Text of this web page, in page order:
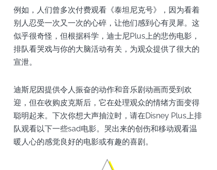
例如，人们曾多次付费观看《泰坦尼克号》，因为看着
别人忍受一次又一次的心碎，让他们感到心有灵犀。这
似乎很奇怪，但根据科学，迪士尼Plus上的悲伤电影，
排队看哭戏与你的大脑活动有关，为观众提供了很大的
宣泄。
迪斯尼因提供令人振奋的动作和音乐剧动画而受到欢
迎，但在收购皮克斯后，它在处理观众的情绪方面变得
聪明起来。下次你想大声抽泣时，请在Disney Plus上排
队观看以下一些sad电影。哭出来的创伤和移动观看温
暖人心的感觉良好的电影或有趣的喜剧。